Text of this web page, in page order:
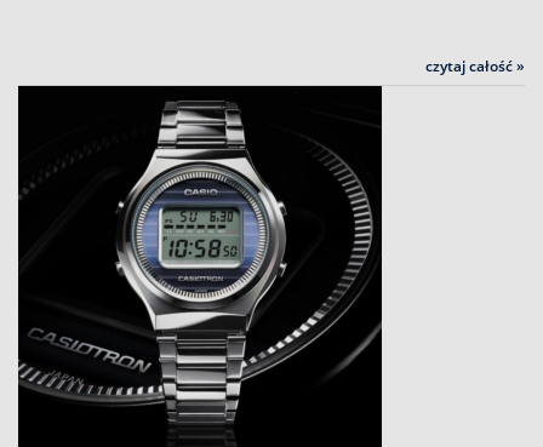
czytaj całość »